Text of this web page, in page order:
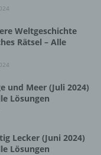
Weltgeschichte
Rätsel – Alle
und Meer (Juli 2024)
Lösungen
Lecker (Juni 2024)
Lösungen
Einrichtung
die Zwecke
vorgegeben,
bestimmten
dem
der
werden.